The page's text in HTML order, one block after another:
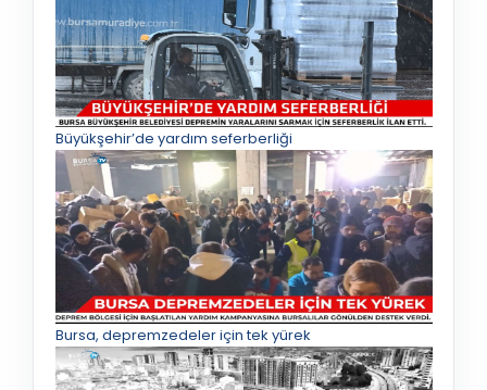
Büyükşehir’de yardım seferberliği
Bursa, depremzedeler için tek yürek